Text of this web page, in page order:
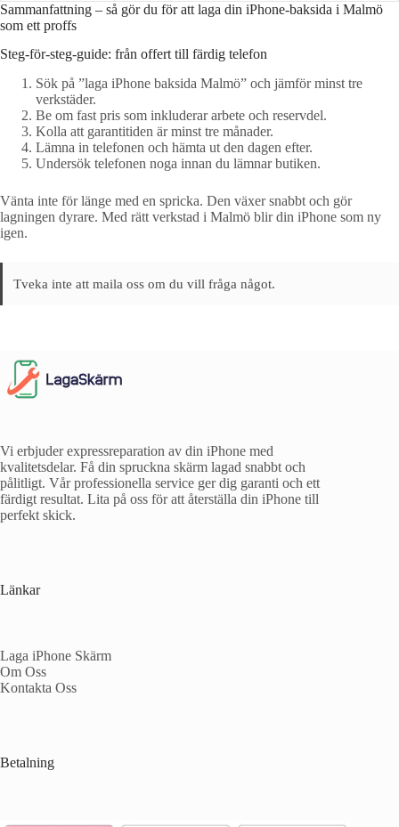
Sammanfattning – så gör du för att laga din iPhone-baksida i Malmö
som ett proffs
Steg-för-steg-guide: från offert till färdig telefon
Sök på ”laga iPhone baksida Malmö” och jämför minst tre
verkstäder.
Be om fast pris som inkluderar arbete och reservdel.
Kolla att garantitiden är minst tre månader.
Lämna in telefonen och hämta ut den dagen efter.
Undersök telefonen noga innan du lämnar butiken.
Vänta inte för länge med en spricka. Den växer snabbt och gör
lagningen dyrare. Med rätt verkstad i Malmö blir din iPhone som ny
igen.
Tveka inte att maila oss om du vill fråga något.
Vi erbjuder expressreparation av din iPhone med
kvalitetsdelar. Få din spruckna skärm lagad snabbt och
pålitligt. Vår professionella service ger dig garanti och ett
färdigt resultat. Lita på oss för att återställa din iPhone till
perfekt skick.
Länkar
Laga iPhone Skärm
Om Oss
Kontakta Oss
Betalning